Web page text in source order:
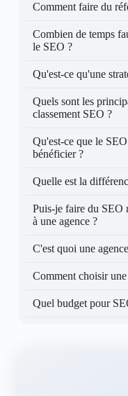
Comment faire du
Combien de temps
le SEO ?
Qu'est-ce qu'une
Quels sont les
classement SEO ?
Qu'est-ce que le
bénéficier ?
Quelle est la
Puis-je faire du SEO
à une agence ?
C'est quoi une
Comment choisir
Quel budget pour